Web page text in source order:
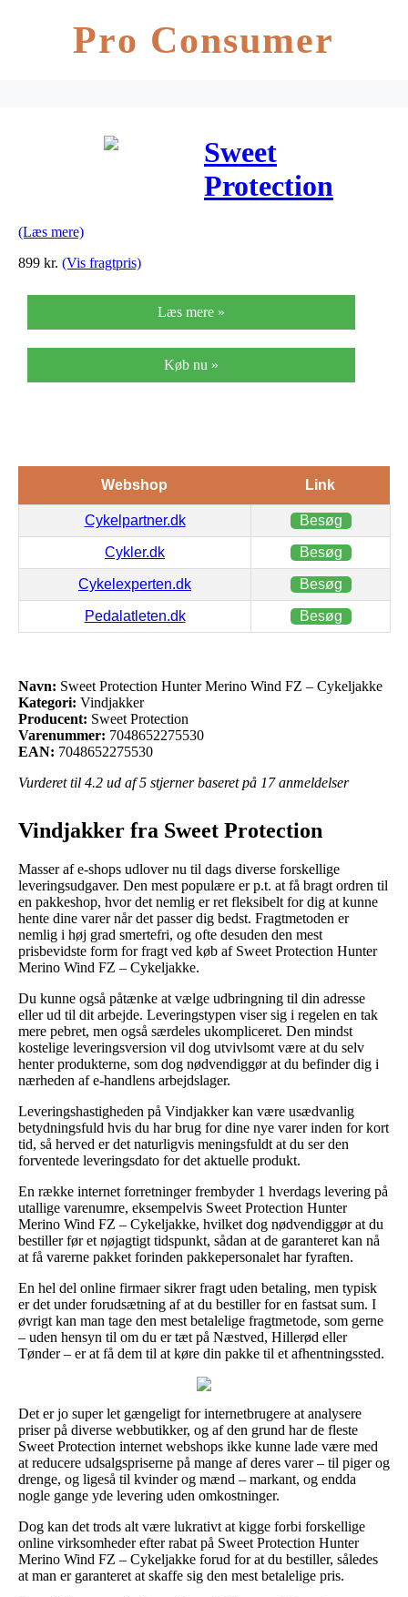
Pro Consumer
Sweet
Protection
FZ –
Cykeljakke
(Læs mere)
899 kr. (Vis fragtpris)
Læs mere »
Køb nu »
Webshop Link
Cykelpartner.dk Besøg
Cykler.dk Besøg
Cykelexperten.dk Besøg
Pedalatleten.dk Besøg
Navn: Sweet Protection Hunter Merino Wind FZ – Cykeljakke
Kategori: Vindjakker
Producent: Sweet Protection
Varenummer: 7048652275530
EAN: 7048652275530
Vurderet til 4.2 ud af 5 stjerner baseret på 17anmeldelser
Vindjakker fra Sweet Protection
Masser af e-shops udlover nu til dags diverse forskellige
leveringsudgaver. Den mest populære er p.t. at få bragt ordren til
en pakkeshop, hvor det nemlig er ret fleksibelt for dig at kunne
hente dine varer når det passer dig bedst. Fragtmetoden er
nemlig i høj grad smertefri, og ofte desuden den mest
prisbevidste form for fragt ved køb af Sweet Protection Hunter
Merino Wind FZ – Cykeljakke.
Du kunne også påtænke at vælge udbringning til din adresse
eller ud til dit arbejde. Leveringstypen viser sig i regelen en tak
mere pebret, men også særdeles ukompliceret. Den mindst
kostelige leveringsversion vil dog utvivlsomt være at du selv
henter produkterne, som dog nødvendiggør at du befinder dig i
nærheden af e-handlens arbejdslager.
Leveringshastigheden på Vindjakker kan være usædvanlig
betydningsfuld hvis du har brug for dine nye varer inden for kort
tid, så herved er det naturligvis meningsfuldt at du ser den
forventede leveringsdato for det aktuelle produkt.
En række internet forretninger frembyder 1 hverdags levering på
utallige varenumre, eksempelvis Sweet Protection Hunter
Merino Wind FZ – Cykeljakke, hvilket dog nødvendiggør at du
bestiller før et nøjagtigt tidspunkt, sådan at de garanteret kan nå
at få varerne pakket forinden pakkepersonalet har fyraften.
En hel del online firmaer sikrer fragt uden betaling, men typisk
er det under forudsætning af at du bestiller for en fastsat sum. I
øvrigt kan man tage den mest betalelige fragtmetode, som gerne
– uden hensyn til om du er tæt på Næstved, Hillerød eller
Tønder – er at få dem til at køre din pakke til et afhentningssted.
Det er jo super let gængeligt for internetbrugere at analysere
priser på diverse webbutikker, og af den grund har de fleste
Sweet Protection internet webshops ikke kunne lade være med
at reducere udsalgspriserne på mange af deres varer – til piger og
drenge, og ligeså til kvinder og mænd – markant, og endda
nogle gange yde levering uden omkostninger.
Dog kan det trods alt være lukrativt at kigge forbi forskellige
online virksomheder efter rabat på Sweet Protection Hunter
Merino Wind FZ – Cykeljakke forud for at du bestiller, således
at man er garanteret at skaffe sig den mest betalelige pris.